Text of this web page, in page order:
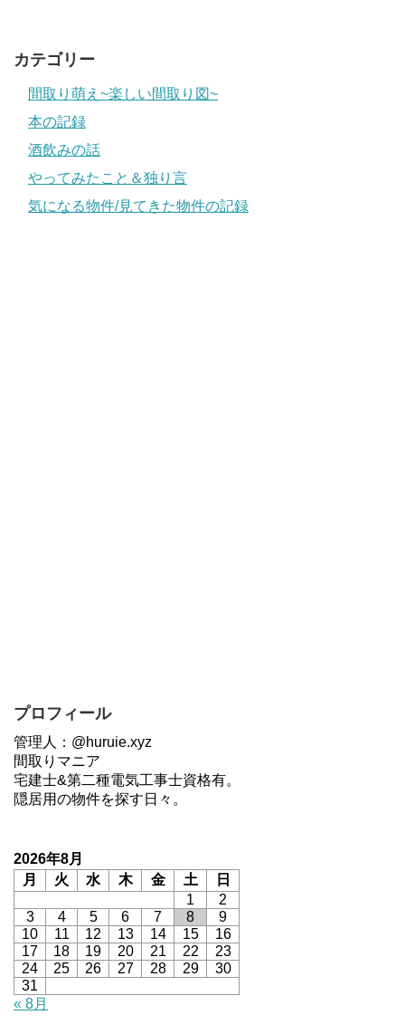
カテゴリー
間取り萌え~楽しい間取り図~
本の記録
酒飲みの話
やってみたこと＆独り言
気になる物件/見てきた物件の記録
プロフィール
管理人：@huruie.xyz
間取りマニア
宅建士&第二種電気工事士資格有。
隠居用の物件を探す日々。
2026年8月
月
火 水 木 金 土
日
1
2
3
4 5 6 7 8
9
10
11 12 13 14 15
16
17
18 19 20 21 22
23
24
25 26 27 28 29
30
31
« 8月